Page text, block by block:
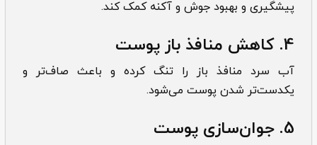
پیشگیری و بهبود جوش و آکنه کمک کند.
4. کاهش منافذ باز پوست
آب سرد منافذ باز را تنگ کرده و باعث صاف‌تر و
یکدست‌تر شدن پوست می‌شود.
5. جوان‌سازی پوست